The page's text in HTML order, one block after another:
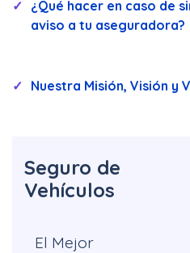
¿Qué hacer en caso de
aviso a tu aseguradora?
Nuestra Misión, Visión y
Seguro de
Vehículos
El Mejor